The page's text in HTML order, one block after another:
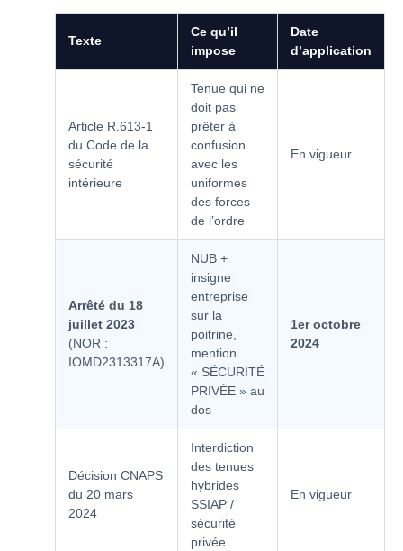
Texte
Ce qu’il
impose
Date
d’application
Article R.613-1
du Code de la
sécurité
intérieure
Tenue qui ne
doit pas
prêter à
confusion
avec les
uniformes
des forces
de l’ordre
En vigueur
Arrêté du 18
juillet 2023
(NOR :
IOMD2313317A)
NUB +
insigne
entreprise
sur la
poitrine,
mention
« SÉCURITÉ
PRIVÉE » au
dos
1er octobre
2024
Décision CNAPS
du 20 mars
2024
Interdiction
des tenues
hybrides
SSIAP /
sécurité
privée
En vigueur